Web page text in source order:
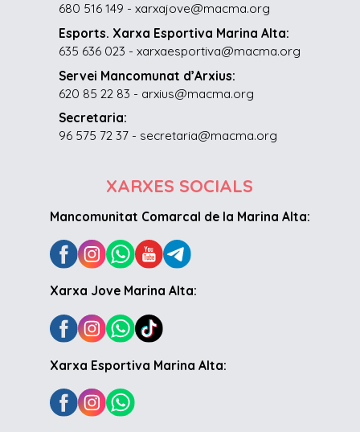
680 516 149 - xarxajove@macma.org
Esports. Xarxa Esportiva Marina Alta:
635 636 023 - xarxaesportiva@macma.org
Servei Mancomunat d’Arxius:
620 85 22 83 - arxius@macma.org
Secretaria:
96 575 72 37 - secretaria@macma.org
XARXES SOCIALS
Mancomunitat Comarcal de la Marina Alta:
Xarxa Jove Marina Alta:
Xarxa Esportiva Marina Alta: